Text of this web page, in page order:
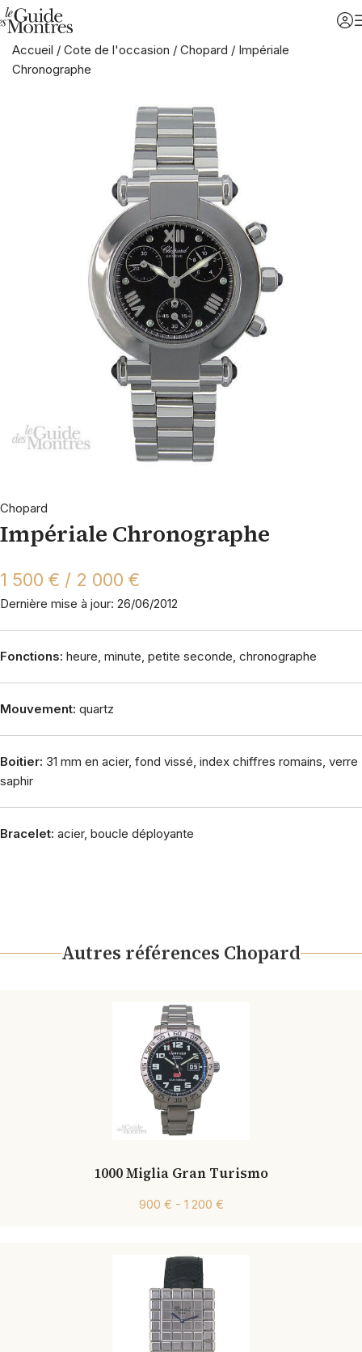
Accueil / Cote de l'occasion / Chopard / Impériale
Chronographe
Chopard
Impériale Chronographe
1 500 € / 2 000 €
Dernière mise à jour: 26/06/2012
Fonctions: heure, minute, petite seconde, chronographe
Mouvement: quartz
Boitier: 31 mm en acier, fond vissé, index chiffres romains, verre
saphir
Bracelet: acier, boucle déployante
Autres références Chopard
1000 Miglia Gran Turismo
900 € - 1 200 €